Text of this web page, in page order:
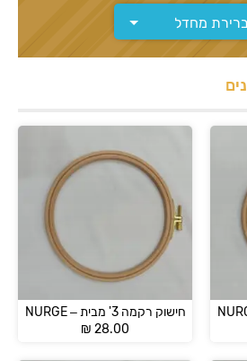
חישוק רקמה 3' מבית – NURGE
₪ 28.00